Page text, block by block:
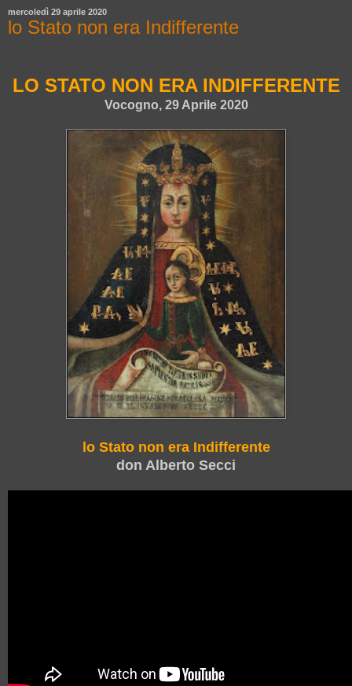
mercoledì 29 aprile 2020
lo Stato non era Indifferente
LO STATO NON ERA INDIFFERENTE
Vocogno, 29 Aprile 2020
lo Stato non era Indifferente
don Alberto Secci